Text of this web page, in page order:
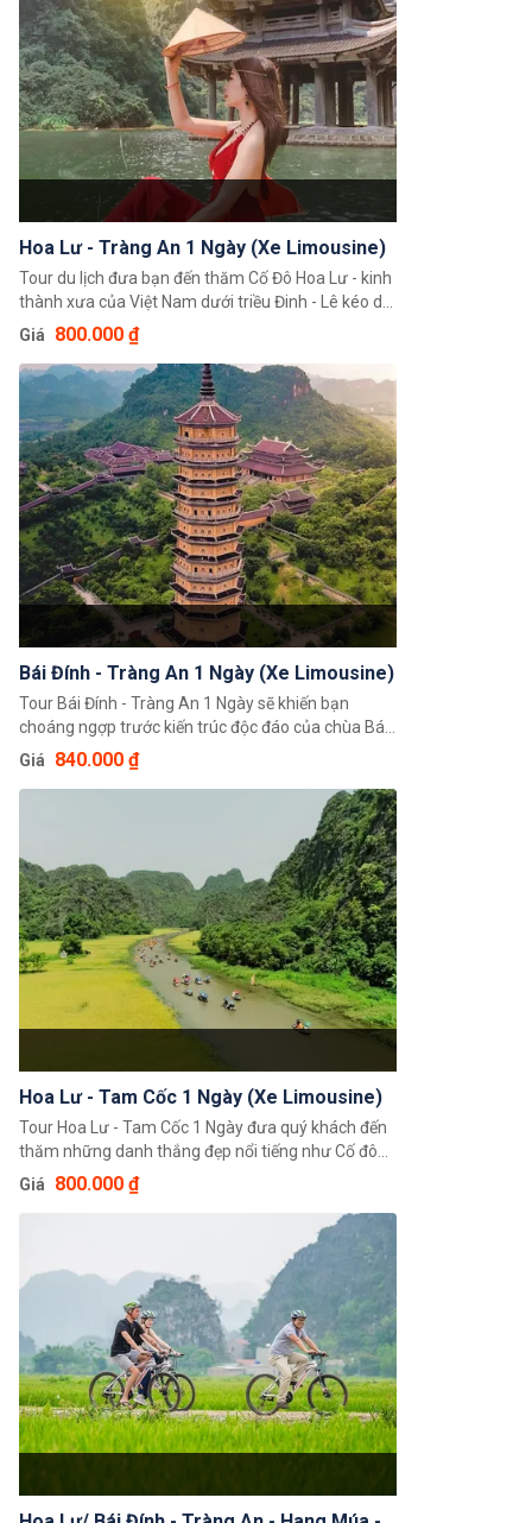
mặt nước. Bên cạnh đó, Hang múa được mệnh
danh là "Vạn lý trường thành của Việt Nam" với gần
500 bậc đá bám rêu nối nhau từ thấp lên cao.
Hoa Lư - Tràng An 1 Ngày (Xe Limousine)
Tour du lịch đưa bạn đến thăm Cố Đô Hoa Lư - kinh
thành xưa của Việt Nam dưới triều Đinh - Lê kéo dài
trong 41 năm (968 – 1009) và ngồi đò thăm hang
cũng như có thể lưu lại những cảm xúc, những bức
hình đẹp trong hành trình về thăm Tràng An – Di
sản văn hòa và thiên nhiên thế giới.
Giá 800.000 ₫
Bái Đính - Tràng An 1 Ngày (Xe Limousine)
Tour Bái Đính - Tràng An 1 Ngày sẽ khiến bạn
choáng ngợp trước kiến trúc độc đáo của chùa Bái
Đính và đưa bạn đến tham quan Quần thể danh
thắng Tràng An — Di sản văn hóa và thiên nhiên
thế giới do UNESCO công nhận
Giá 840.000 ₫
Hoa Lư - Tam Cốc 1 Ngày (Xe Limousine)
Tour Hoa Lư - Tam Cốc 1 Ngày đưa quý khách đến
thăm những danh thắng đẹp nổi tiếng như Cố đô
Hoa Lư, Động Tam Cốc và có cơ hội tham quan
cánh đồng làng quê bằng xe đạp với cảnh quan
sơn thủy hữu tình được ví là một Vịnh Hạ Long Trên
Giá 800.000 ₫